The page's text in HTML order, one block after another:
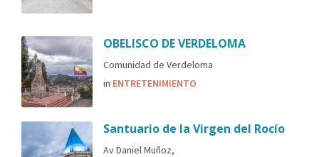
OBELISCO DE VERDELOMA
Comunidad de Verdeloma
in ENTRETENIMIENTO
Santuario de la Virgen del Rocío
Av Daniel Muñoz,